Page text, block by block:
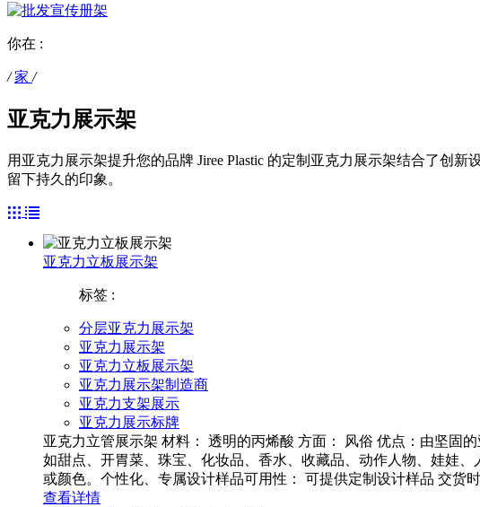
你在 :
/ 家 /
亚克力展示架
用亚克力展示架提升您的品牌 Jiree Plastic 的定制亚克力展示架结合了创
留下持久的印象。
亚克力立板展示架
标签 :
分层亚克力展示架
亚克力展示架
亚克力立板展示架
亚克力展示架制造商
亚克力支架展示
亚克力展示标牌
亚克力立管展示架 材料： 透明的丙烯酸 方面： 风俗 优点：由坚固
如甜点、开胃菜、珠宝、化妆品、香水、收藏品、动作人物、娃娃
或颜色。个性化、专属设计样品可用性： 可提供定制设计样品 交货
查看详情